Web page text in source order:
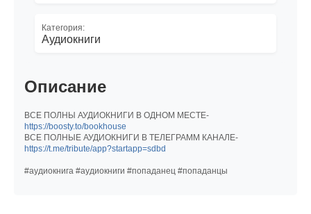
Категория:
Аудиокниги
Описание
ВСЕ ПОЛНЫ АУДИОКНИГИ В ОДНОМ МЕСТЕ-
https://boosty.to/bookhouse
ВСЕ ПОЛНЫЕ АУДИОКНИГИ В ТЕЛЕГРАММ КАНАЛЕ-
https://t.me/tribute/app?startapp=sdbd
#аудиокнига #аудиокниги #попаданец #попаданцы